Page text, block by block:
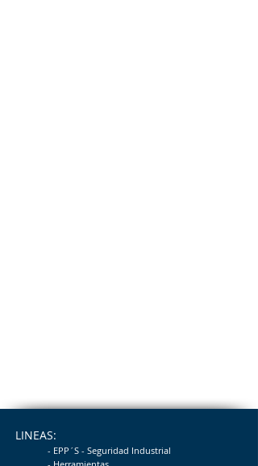
LINEAS:
- EPP´S - Seguridad Industrial